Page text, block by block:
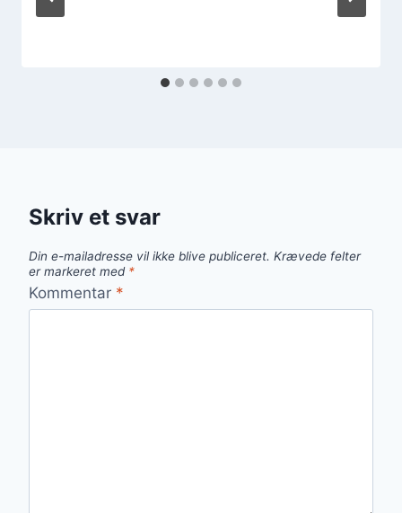
Skriv et svar
Din e-mailadresse vil ikke blive publiceret. Krævede felter
er markeret med *
Kommentar *